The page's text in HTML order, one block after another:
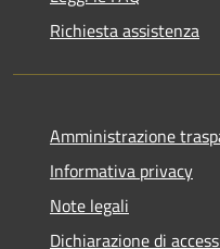
Richiesta assistenza
Amministrazione
Informativa privacy
Note legali
Dichiarazione di